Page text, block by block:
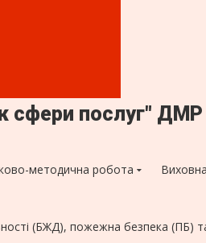
сфери послуг" ДМР
методична робота
(БЖД), пожежна безпека (ПБ)